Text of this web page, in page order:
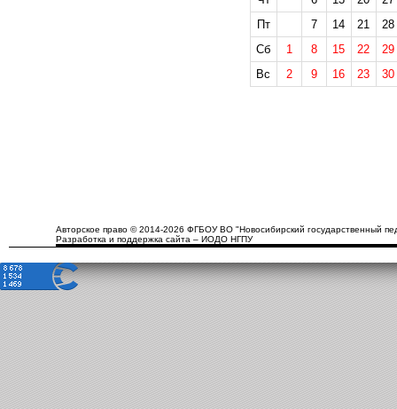
Пт
7 14 21
28
Сб
1 8 15 22
29
Вс
2 9 16 23 30
Авторское право © 2014-2026 ФГБОУ ВО "Новосибирский государственный
Разработка и поддержка сайта – ИОДО НГПУ